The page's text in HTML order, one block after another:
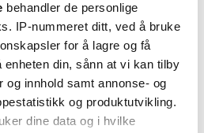
behandler de personlige
IP-nummeret ditt, ved å bruke
for å lagre og få
enheten din, sånn at vi kan tilby
og innhold samt annonse- og
og produktutvikling.
dine data og i hvilke
e-poster og viser
nettstedene våre. De
spore forbrukere via
at de kan samle inn
deg som person.